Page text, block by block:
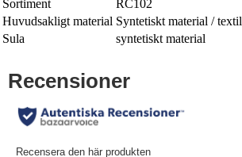
Sortiment
RC102
Huvudsakligt material Syntetiskt material / textil
Sula
syntetiskt material